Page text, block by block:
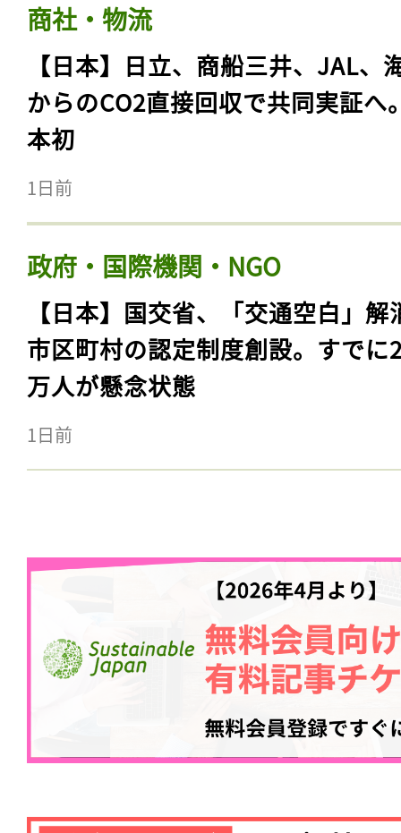
商社・物流
【日本】日立、商船三井、JAL、
からのCO2直接回収で共同実証へ
本初
1日前
政府・国際機関・NGO
【日本】国交省、「交通空白」解
市区町村の認定制度創設。すでに
万人が懸念状態
1日前